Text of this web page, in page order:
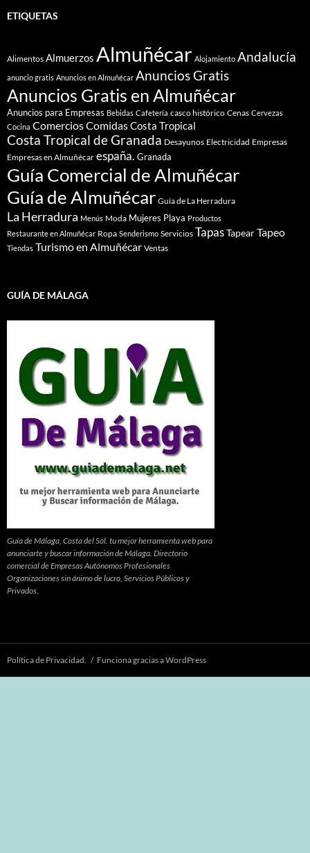
ETIQUETAS
Alimentos Almuerzos Almuñécar Alojamiento Andalucía
anuncio gratis Anuncios en Almuñécar Anuncios Gratis
Anuncios Gratis en Almuñécar
Anuncios para Empresas Bebidas Cafetería casco histórico Cenas Cervezas
Cocina ComerciosComidasCosta Tropical
Costa Tropical de Granada Desayunos Electricidad Empresas
Empresas en Almuñécar españa. Granada
Guía Comercial de Almuñécar
Guía de Almuñécar Guía de La Herradura
La Herradura Menús Moda Mujeres Playa Productos
Restaurante en Almuñécar Ropa Senderismo Servicios TapasTapearTapeo
Tiendas Turismo en Almuñécar Ventas
GUÍA DE MÁLAGA
Guía de Málaga, Costa del Sol. tu mejor herramienta web para
anunciarte y buscar información de Málaga. Directorio
comercial de Empresas Autónomos Profesionales
Organizaciones sin ánimo de lucro, Servicios Públicos y
Privados.
Política de Privacidad. Funciona gracias a WordPress